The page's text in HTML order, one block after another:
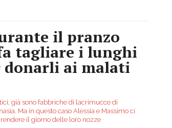
il pranzo
tagliare i lunghi
donarli ai malati
già sono fabbriche di lacrimucce di
Ma in questo caso Alessia e Massimo ci
il giorno delle loro nozze